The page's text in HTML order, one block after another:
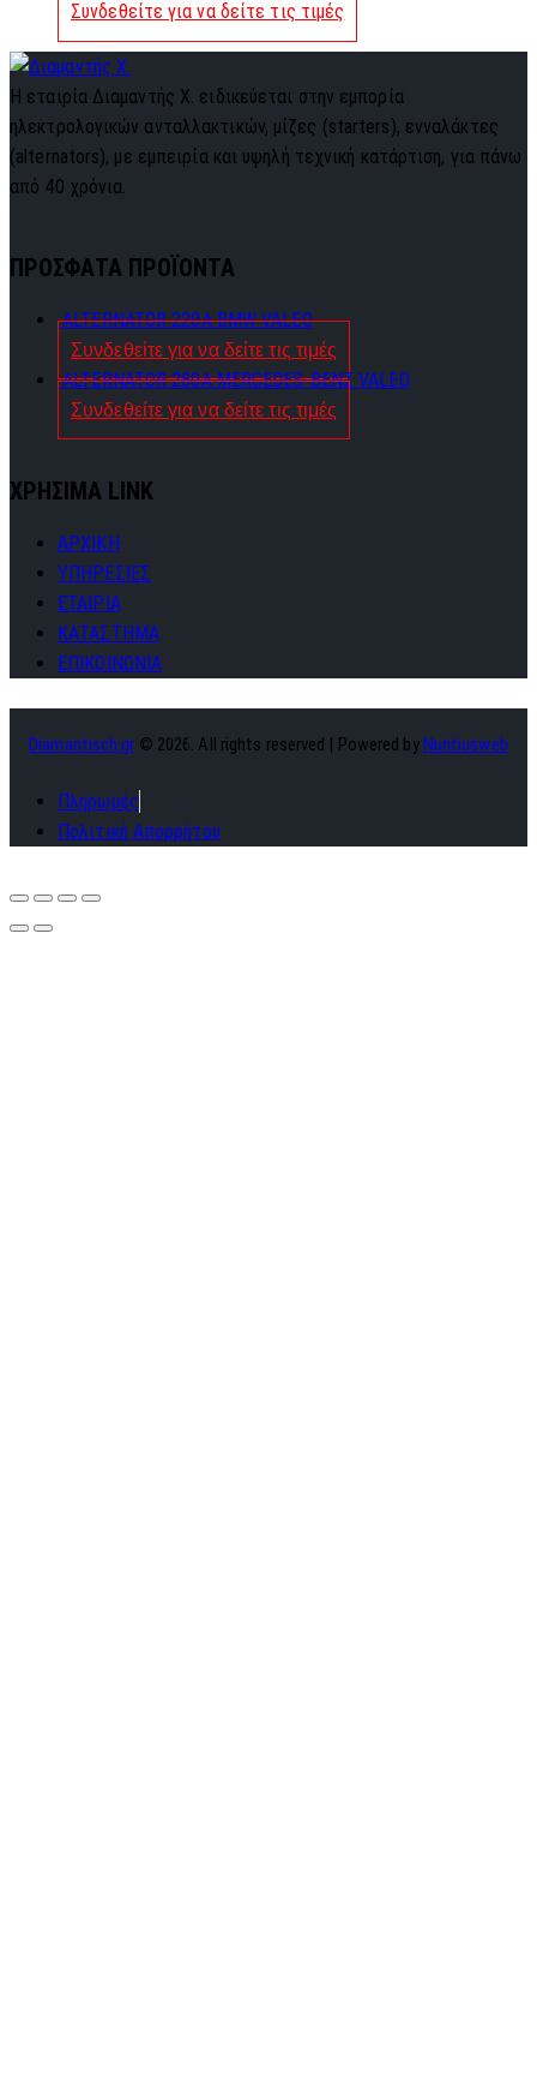
Συνδεθείτε για να δείτε τις τιμές
Η εταιρία Διαμαντής Χ. ειδικεύεται στην εμπορία
ηλεκτρολογικών ανταλλακτικών, μίζες (starters), ενναλάκτες
(alternators), με εμπειρία και υψηλή τεχνική κατάρτιση, για πάνω
από 40 χρόνια.
ΠΡΟΣΦΑΤΑ ΠΡΟΪΟΝΤΑ
ALTERNATOR 220A BMW VALEO
Συνδεθείτε για να δείτε τις τιμές
ALTERNATOR 280A MERCEDES-BENZ VALEO
Συνδεθείτε για να δείτε τις τιμές
ΧΡΗΣΙΜΑ LINK
ΑΡΧΙΚΗ
ΥΠΗΡΕΣΙΕΣ
ΕΤΑΙΡΙΑ
ΚΑΤΑΣΤΗΜΑ
ΕΠΙΚΟΙΝΩΝΙΑ
Diamantisch.gr © 2026. All rights reserved | Powered by Nuntiusweb
Πληρωμές
Πολιτική Απορρήτου